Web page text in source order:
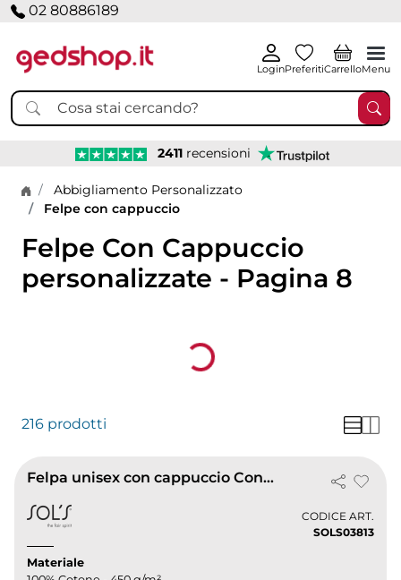
02 80886189
LoginPreferitiCarrelloMenu
2411 recensioni
Home page
Abbigliamento Personalizzato
Felpe con cappuccio
Felpe Con Cappuccio
personalizzate - Pagina 8
Loading...
216 prodotti
Felpa unisex con cappuccio Connor
CODICE ART.
SOLS03813
Materiale